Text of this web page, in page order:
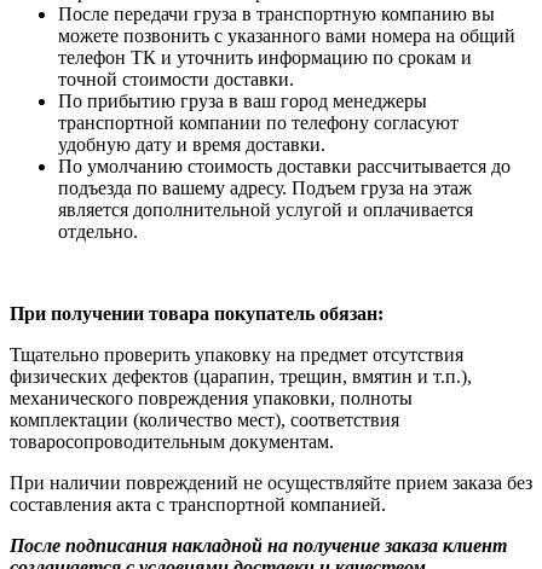
После передачи груза в транспортную компанию вы
можете позвонить с указанного вами номера на общий
телефон ТК и уточнить информацию по срокам и
точной стоимости доставки.
По прибытию груза в ваш город менеджеры
транспортной компании по телефону согласуют
удобную дату и время доставки.
По умолчанию стоимость доставки рассчитывается до
подъезда по вашему адресу. Подъем груза на этаж
является дополнительной услугой и оплачивается
отдельно.
При получении товара покупатель обязан:
Тщательно проверить упаковку на предмет отсутствия
физических дефектов (царапин, трещин, вмятин и т.п.),
механического повреждения упаковки, полноты
комплектации (количество мест), соответствия
товаросопроводительным документам.
При наличии повреждений не осуществляйте прием заказа без
составления акта с транспортной компанией.
После подписания накладной на получение заказа клиент